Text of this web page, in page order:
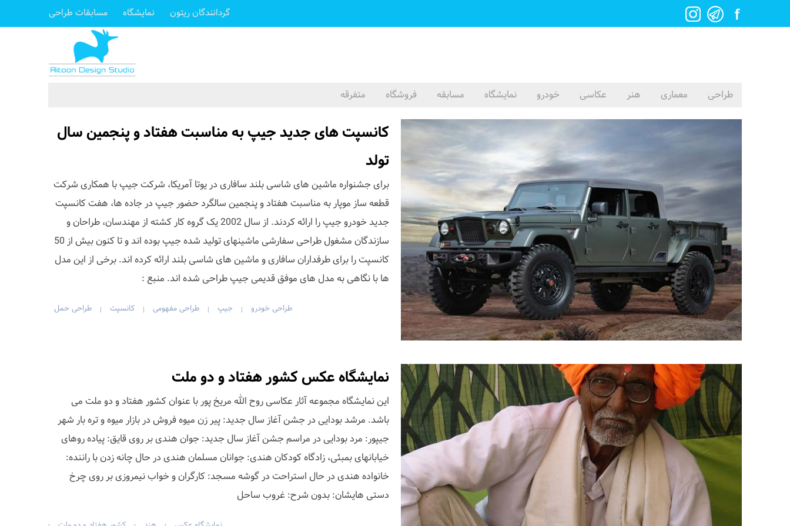
گردانندگان ریتون نمایشگاه مسابقات طراحی
طراحی معماری هنر عکاسی خودرو نمایشگاه مسابقه فروشگاه متفرقه
کانسپت های جدید جیپ به مناسبت هفتاد و پنجمین سال
تولد
برای جشنواره ماشین های شاسی بلند سافاری در یوتا آمریکا، شرکت جیپ با همکاری شرکت
قطعه ساز موپار به مناسبت هفتاد و پنجمین سالگرد حضور جیپ در جاده ها، هفت کانسپت
جدید خودرو جیپ را ارائه کردند. از سال 2002 یک گروه کار کشته از مهندسان، طراحان و
سازندگان مشغول طراحی سفارشی ماشینهای تولید شده جیپ بوده اند و تا کنون بیش از 50
کانسپت را برای طرفداران سافاری و ماشین های شاسی بلند ارائه کرده اند. برخی از این مدل
ها با نگاهی به مدل های موفق قدیمی جیپ طراحی شده اند. منبع :
طراحی خودرو | جیپ | طراحی مفهومی | کانسپت | طراحی حمل
نمایشگاه عکس کشور هفتاد و دو ملت
این نمایشگاه مجموعه آثار عکاسی روح الله مریخ پور با عنوان کشور هفتاد و دو ملت می
باشد. مرشد بودایی در جشن آغاز سال جدید: پیر زن میوه فروش در بازار میوه و تره بار شهر
جیپور: مرد بودایی در مراسم جشن آغاز سال جدید: جوان هندی بر روی قایق: پیاده روهای
خیابانهای بمبئی، زادگاه کودکان هندی: جوانان مسلمان هندی در حال چانه زدن با راننده:
خانواده هندی در حال استراحت در گوشه مسجد: کارگران و خواب نیمروزی بر روی چرخ
دستی هایشان: بدون شرح: غروب ساحل